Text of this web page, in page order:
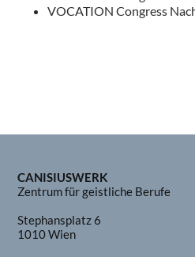
VOCATION Congress
CANISIUSWERK
Zentrum für geistliche Berufe
Stephansplatz 6
1010 Wien